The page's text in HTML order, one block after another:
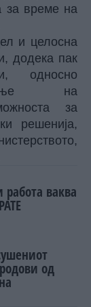
за време на
и целосна
додека пак
односно
на
за
решенија,
ваква
од